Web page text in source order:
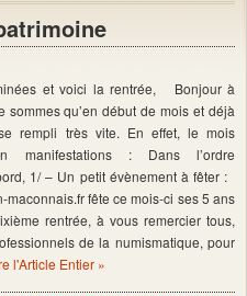
et voici la rentrée, Bonjour à
sommes qu’en début de mois et déjà
rempli très vite. En effet, le mois
manifestations : Dans l’ordre
1/ – Un petit évènement à fêter :
maconnais.fr fête ce mois-ci ses 5 ans
rentrée, à vous remercier tous,
de la numismatique, pour
l'Article Entier »